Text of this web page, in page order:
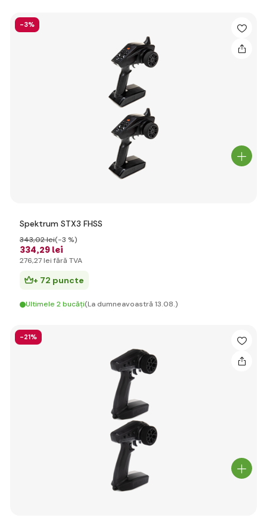
-3%
Spektrum STX3 FHSS
334,29 lei
343,02 lei(-3 %)
276,27 lei fără TVA
+ 72 puncte
Ultimele 2 bucăți(La dumneavoastră 13.08.)
-21%